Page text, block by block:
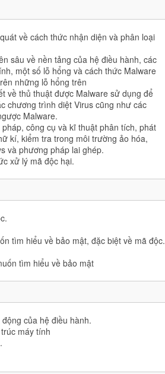
về cách thức nhận diện và phân loại
sâu về nền tảng của hệ điều hành, các
một số lỗ hổng và cách thức Malware
những lỗ hổng trên
về thủ thuật được Malware sử dụng để
chương trình diệt Virus cũng như các
Malware.
công cụ và kĩ thuật phân tích, phát
kí, kiểm tra trong môi trường ảo hóa,
và phương pháp lai ghép.
xử lý mã độc hại.
tìm hiểu về bảo mật, đặc biệt về mã độc.
tìm hiểu về bảo mật
của hệ điều hành.
máy tính